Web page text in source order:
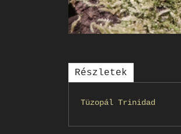
Részletek
Tüzopál Trinidad